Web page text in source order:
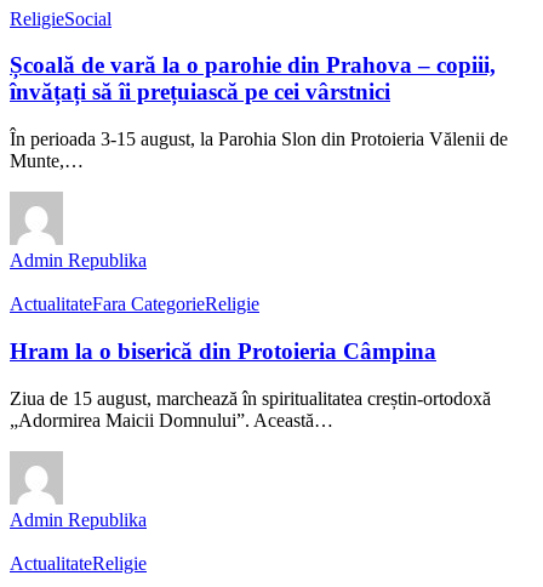
ReligieSocial
Școală de vară la o parohie din Prahova – copiii,
învățați să îi prețuiască pe cei vârstnici
În perioada 3-15 august, la Parohia Slon din Protoieria Vălenii de
Munte,…
Admin Republika
ActualitateFara CategorieReligie
Hram la o biserică din Protoieria Câmpina
Ziua de 15 august, marchează în spiritualitatea creștin-ortodoxă
„Adormirea Maicii Domnului”. Această…
Admin Republika
ActualitateReligie